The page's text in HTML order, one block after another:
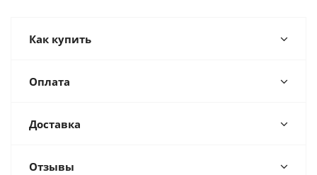
Как купить
Оплата
Доставка
Отзывы